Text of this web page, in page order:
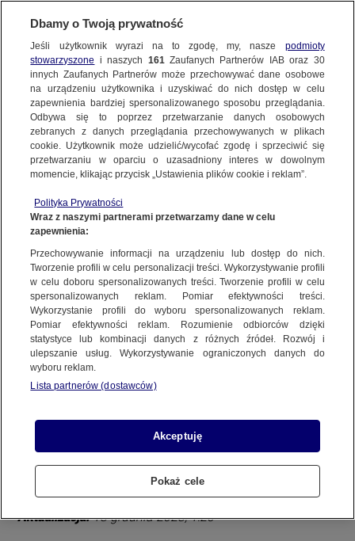
KONTAKT24
Wyślij Materiał
WYŚLIJ MATERIAŁ
NAJNOWSZE
GORĄCE TEMATY
WIĘCEJ
KANAŁY
REGULAMIN SERWISU
POLITYKA PRYWATNOŚCI
Copyright (C) 1997-2025 Korzystanie z materiałów redakcyjnych TVN S.A. / TVN Media Sp. z
Dzień dobry!
Jedno konto do wszystkich usług
MATERIAŁ UŻYTKOWNIKA
Alarm powodziowy w Jaśle! Centrum
podtopione!
18 GRUDNIA 2023 1:20
Ważny temat?
Podziel się!
Film
Autor: Materiał internauty
Aktualizacja: 18 grudnia 2023, 1:20
Dbamy o Twoją prywatność
Jeśli użytkownik wyrazi na to zgodę, my, nasze podmioty
stowarzyszone i naszych 161Zaufanych Partnerów IAB oraz 30
innych Zaufanych Partnerów może przechowywać dane osobowe
na urządzeniu użytkownika i uzyskiwać do nich dostęp w celu
zapewnienia bardziej spersonalizowanego sposobu przeglądania.
Odbywa się to poprzez przetwarzanie danych osobowych
zebranych z danych przeglądania przechowywanych w plikach
cookie. Użytkownik może udzielić/wycofać zgodę i sprzeciwić się
przetwarzaniu w oparciu o uzasadniony interes w dowolnym
momencie, klikając przycisk „Ustawienia plików cookie i reklam”.
Polityka Prywatności
Wraz z naszymi partnerami przetwarzamy dane w celu
zapewnienia:
Przechowywanie informacji na urządzeniu lub dostęp do nich.
Tworzenie profili w celu personalizacji treści. Wykorzystywanie profili
w celu doboru spersonalizowanych treści. Tworzenie profili w celu
spersonalizowanych reklam. Pomiar efektywności treści.
Wykorzystanie profili do wyboru spersonalizowanych reklam.
Pomiar efektywności reklam. Rozumienie odbiorców dzięki
statystyce lub kombinacji danych z różnych źródeł. Rozwój i
ulepszanie usług. Wykorzystywanie ograniczonych danych do
wyboru reklam.
Lista partnerów (dostawców)
Akceptuję
Pokaż cele